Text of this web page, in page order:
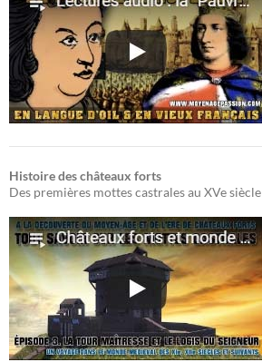
Histoire des châteaux forts
Des premières mottes castrales au XVe siècle